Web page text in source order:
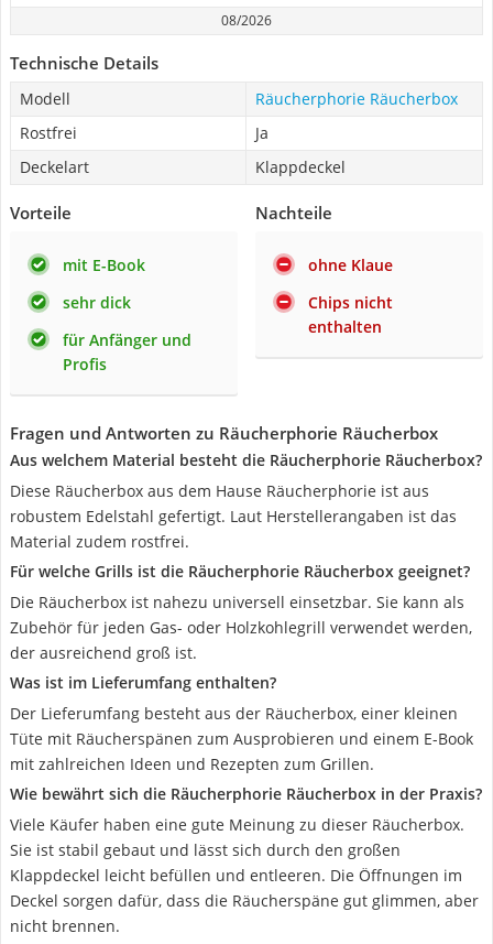
08/2026
Technische Details
Modell
Räucherphorie Räucherbox
Rostfrei
Ja
Deckelart
Klappdeckel
Vorteile
mit E-Book
sehr dick
für Anfänger und
Profis
Nachteile
ohne Klaue
Chips nicht
enthalten
Fragen und Antworten zu Räucherphorie Räucherbox
Aus welchem Material besteht die Räucherphorie Räucherbox?
Diese Räucherbox aus dem Hause Räucherphorie ist aus
robustem Edelstahl gefertigt. Laut Herstellerangaben ist das
Material zudem rostfrei.
Für welche Grills ist die Räucherphorie Räucherbox geeignet?
Die Räucherbox ist nahezu universell einsetzbar. Sie kann als
Zubehör für jeden Gas- oder Holzkohlegrill verwendet werden,
der ausreichend groß ist.
Was ist im Lieferumfang enthalten?
Der Lieferumfang besteht aus der Räucherbox, einer kleinen
Tüte mit Räucherspänen zum Ausprobieren und einem E-Book
mit zahlreichen Ideen und Rezepten zum Grillen.
Wie bewährt sich die Räucherphorie Räucherbox in der Praxis?
Viele Käufer haben eine gute Meinung zu dieser Räucherbox.
Sie ist stabil gebaut und lässt sich durch den großen
Klappdeckel leicht befüllen und entleeren. Die Öffnungen im
Deckel sorgen dafür, dass die Räucherspäne gut glimmen, aber
nicht brennen.